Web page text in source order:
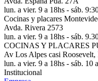
lun. a vier. 9 a 18hs - sáb.
Cocinas y placares
Avda. Rivera 2573
lun. a vier. 9 a 18hs - sáb.
COCINAS Y PLACARES
Av Los Alpes casi Roosevelt,
lun. a vier. 9 a 18hs - sáb. 10
Institucional